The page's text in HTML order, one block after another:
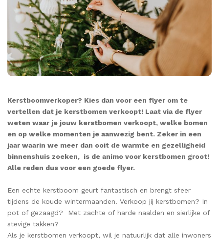
Kerstboomverkoper? Kies dan voor een flyer om te
vertellen dat je kerstbomen verkoopt! Laat via de flyer
weten waar je jouw kerstbomen verkoopt, welke bomen
en op welke momenten je aanwezig bent. Zeker in een
jaar waarin we meer dan ooit de warmte en gezelligheid
binnenshuis zoeken, is de animo voor kerstbomen groot!
Alle reden dus voor een goede flyer.
Een echte kerstboom geurt fantastisch en brengt sfeer
tijdens de koude wintermaanden. Verkoop jij kerstbomen? In
pot of gezaagd? Met zachte of harde naalden en sierlijke of
stevige takken?
Als je kerstbomen verkoopt, wil je natuurlijk dat alle inwoners